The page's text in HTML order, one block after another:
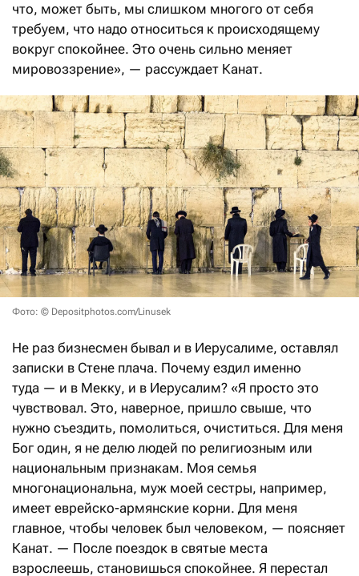
что, может быть, мы слишком многого от себя
требуем, что надо относиться к происходящему
вокруг спокойнее. Это очень сильно меняет
мировоззрение», — рассуждает Канат.
Фото: © Depositphotos.com/Linusek
Не раз бизнесмен бывал и в Иерусалиме, оставлял
записки в Стене плача. Почему ездил именно
туда — и в Мекку, и в Иерусалим? «Я просто это
чувствовал. Это, наверное, пришло свыше, что
нужно съездить, помолиться, очиститься. Для меня
Бог один, я не делю людей по религиозным или
национальным признакам. Моя семья
многонациональна, муж моей сестры, например,
имеет еврейско-армянские корни. Для меня
главное, чтобы человек был человеком, — поясняет
Канат. — После поездок в святые места
взрослеешь, становишься спокойнее. Я перестал